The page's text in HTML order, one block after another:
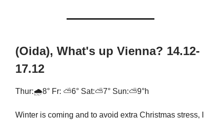
(Oida), What's up Vienna? 14.12-
17.12
Thur:🌧️8° Fr: ⛅6° Sat:⛅7° Sun:⛅9°h
Winter is coming and to avoid extra Christmas stress, I